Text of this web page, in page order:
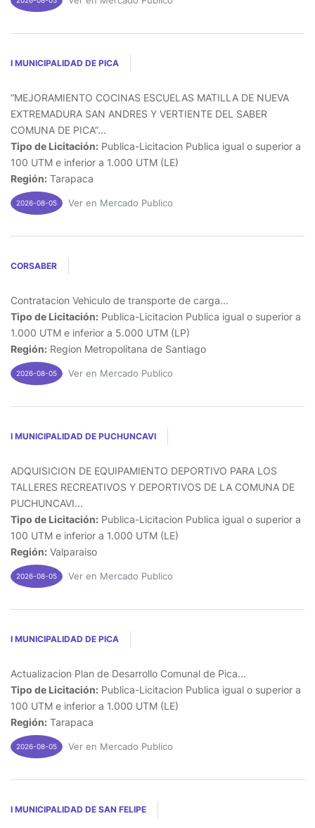
I MUNICIPALIDAD DE PICA
“MEJORAMIENTO COCINAS ESCUELAS MATILLA DE NUEVA
EXTREMADURA SAN ANDRES Y VERTIENTE DEL SABER
COMUNA DE PICA”...
Tipo de Licitación: Publica-Licitacion Publica igual o superior a
100 UTM e inferior a 1.000 UTM (LE)
Región: Tarapaca
2026-08-05 Ver en Mercado Publico
CORSABER
Contratacion Vehiculo de transporte de carga...
Tipo de Licitación: Publica-Licitacion Publica igual o superior a
1.000 UTM e inferior a 5.000 UTM (LP)
Región: Region Metropolitana de Santiago
2026-08-05 Ver en Mercado Publico
I MUNICIPALIDAD DE PUCHUNCAVI
ADQUISICION DE EQUIPAMIENTO DEPORTIVO PARA LOS
TALLERES RECREATIVOS Y DEPORTIVOS DE LA COMUNA DE
PUCHUNCAVI...
Tipo de Licitación: Publica-Licitacion Publica igual o superior a
100 UTM e inferior a 1.000 UTM (LE)
Región: Valparaiso
2026-08-05 Ver en Mercado Publico
I MUNICIPALIDAD DE PICA
Actualizacion Plan de Desarrollo Comunal de Pica...
Tipo de Licitación: Publica-Licitacion Publica igual o superior a
100 UTM e inferior a 1.000 UTM (LE)
Región: Tarapaca
2026-08-05 Ver en Mercado Publico
I MUNICIPALIDAD DE SAN FELIPE